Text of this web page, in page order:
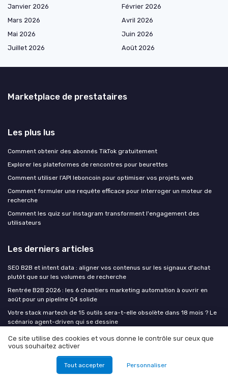
Janvier 2026
Février 2026
Mars 2026
Avril 2026
Mai 2026
Juin 2026
Juillet 2026
Août 2026
Marketplace de prestataires
Les plus lus
Comment obtenir des abonnés TikTok gratuitement
Explorer les plateformes de rencontres pour beurettes
Comment utiliser l’API leboncoin pour optimiser vos projets web
Comment formuler une requête efficace pour interroger un moteur de
recherche
Comment les quiz sur Instagram transforment l'engagement des
utilisateurs
Les derniers articles
SEO B2B et intent data : aligner vos contenus sur les signaux d'achat
plutôt que sur les volumes de recherche
Rentrée B2B 2026 : les 6 chantiers marketing automation à ouvrir en
août pour un pipeline Q4 solide
Votre stack martech de 15 outils sera-t-elle obsolète dans 18 mois ? Le
scénario agent-driven qui se dessine
Comment le vidéoprojecteur interactif transforme l’UX dans les
espaces d’apprentissage et de travail
Comment transformer une vitrine en média digital performant avec un
Ce site utilise des cookies et vous donne le contrôle sur ceux que
vous souhaitez activer
Tout accepter Personnaliser